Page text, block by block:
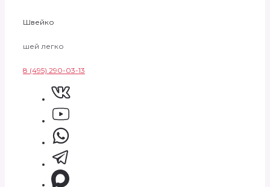
Швейко
шей легко
8 (495) 290-03-13